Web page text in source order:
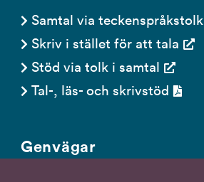
Samtal via teckenspråkstolk
Skriv i stället för att tala
Stöd via tolk i samtal
Tal-, läs- och skrivstöd
Genvägar